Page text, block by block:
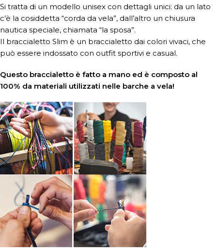
Si tratta di un modello unisex con dettagli unici: da un lato
c’è la cosiddetta “corda da vela”, dall’altro un chiusura
nautica speciale, chiamata “la sposa”.
Il braccialetto Slim è un braccialetto dai colori vivaci, che
può essere indossato con outfit sportivi e casual.
Questo braccialetto è fatto a mano ed è composto al
100% da materiali utilizzati nelle barche a vela!